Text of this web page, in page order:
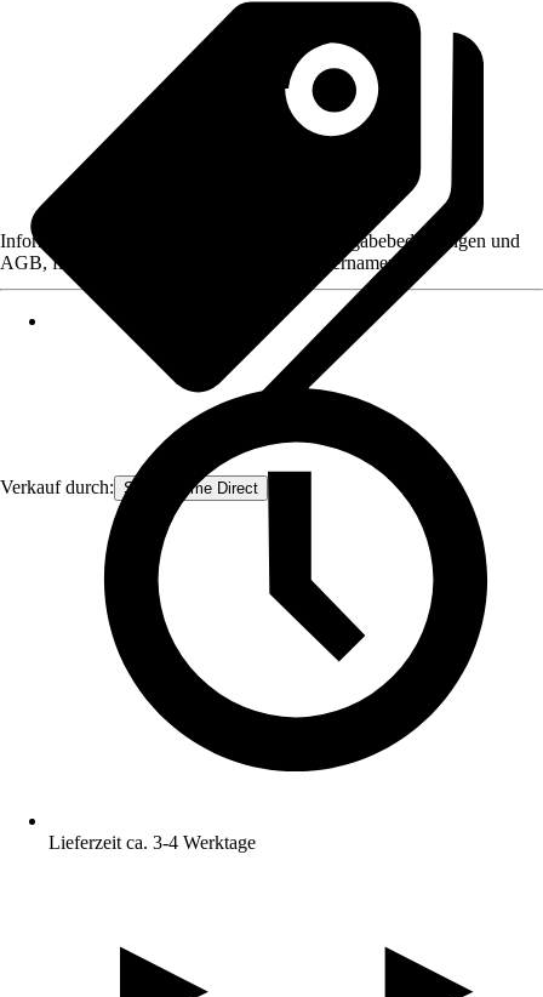
Verkauf durch: Smart Home Direct
Informationen des Verkäufers, wie z. B. Rückgabebedingungen und
AGB, finden Sie bei Klick auf den Verkäufernamen.
Lieferzeit ca. 3-4 Werktage